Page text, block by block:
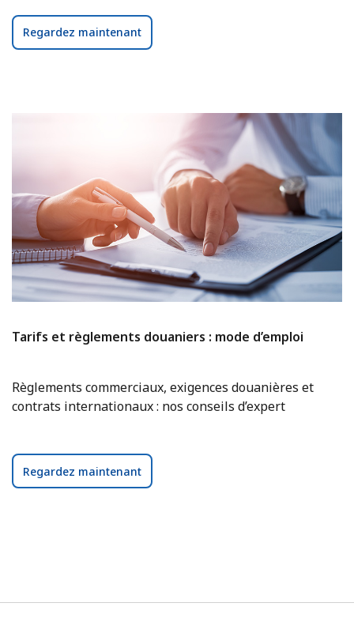
Regardez maintenant
Tarifs et règlements douaniers : mode d’emploi
Règlements commerciaux, exigences douanières et
contrats internationaux : nos conseils d’expert
Regardez maintenant